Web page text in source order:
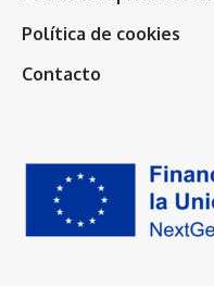
Política de cookies
Contacto